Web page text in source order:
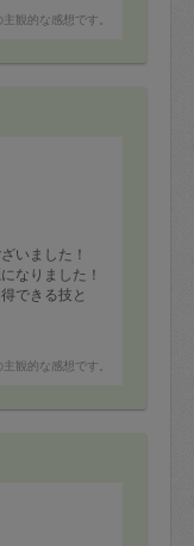
観的な感想です。
いました！
なりました！
できる技と
諸々を見直し
観的な感想です。